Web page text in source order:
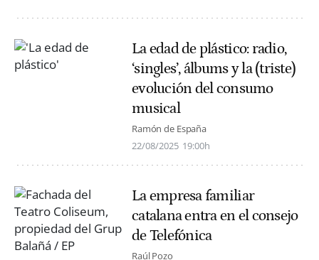
La edad de plástico: radio,
‘singles’, álbums y la (triste)
evolución del consumo
musical
Ramón de España
22/08/2025 19:00h
La empresa familiar
catalana entra en el consejo
de Telefónica
Raúl Pozo